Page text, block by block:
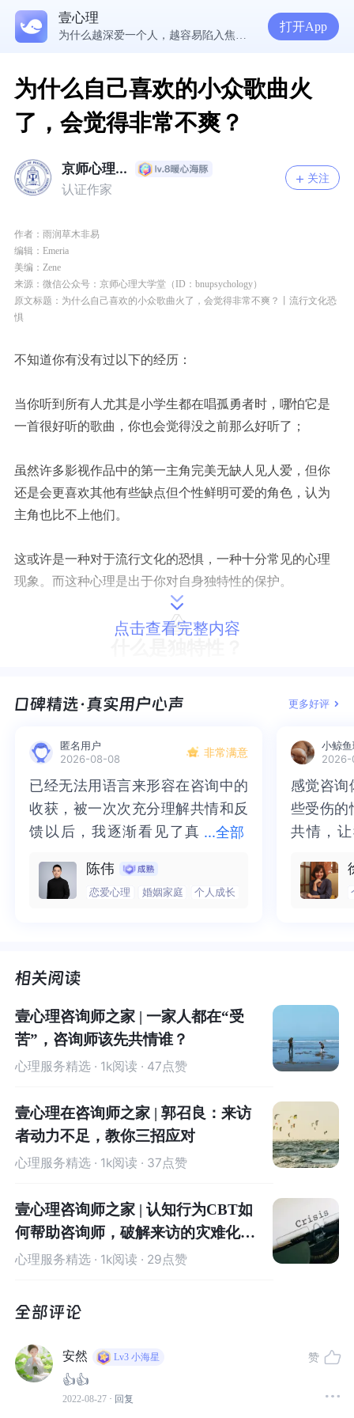
壹心理
5300万人在这里获得专业心理帮助
打开App
为什么自己喜欢的小众歌曲火
了，会觉得非常不爽？
京师心理...
认证作家
关注
作者：雨润草木非易
编辑：Emeria
美编：Zene
来源：微信公众号：京师心理大学堂（ID：bnupsychology）
原文标题： 为什么自己喜欢的小众歌曲火了，会觉得非常不爽？丨流行文化恐
惧
不知道你有没有过以下的经历：
当你听到所有人尤其是小学生都在唱孤勇者时，哪怕它是
一首很好听的歌曲，你也会觉得没之前那么好听了；
虽然许多影视作品中的第一主角完美无缺人见人爱，但你
还是会更喜欢其他有些缺点但个性鲜明可爱的角色，认为
主角也比不上他们。
这或许是一种对于流行文化的恐惧，一种十分常见的心理
现象。而这种心理是出于你对自身独特性的保护。
独特性就是你身上与众不同、独一无二的特性。
这些特性
己拥有同样特性的群体。
如果你能够清楚地了解自己与其他人的独特性和共性，并
且通过共性和独特性去识别并融入不同的群体，将有助于
我们形成自我意识，更好地融入社会生活。
反过来，当你和周围的人都不太一样时，你的独特性则会
吸引别人更多的关注，或者是引起其他人的偏见。
位男士的特征[4]。
参与者被随机分成「特殊引导组」和「没有特殊引导
组」。对于特殊引导组，研究者会给参与者特殊的暗示，
如：这位男士是癌症患者、同性恋者或者百万富翁等等，
结果显示，有特殊引导的一组学生对该位男士的关注度更
高，他们发现了更多另一组参与者没有发现的特征；与此
由此可见，独特性在我们生活中对于各种人、事、物的认
识都发挥了重要作用，并且 人们有着强烈的追求独特性的
美国普度大学的心理学家斯奈德和弗洛姆金曾让普度大学
一万名学生的态度截然不同或完全一样。之后，再试图让
他们产生从众行为。
点击查看完整内容
更多好评
匿名用户
2026-08-08
非常满意
...全部
已经无法用语言来形容在咨询中的
收获，被一次次充分理解共情和反
馈以后，我逐渐看见了真
清晰，也慢慢找回了内在的力量。
虽然不知道还要有多久的路要走，
这里，让我真切的感受到了🙏❤️
已经无法用语言来形容在咨询中的
收获，被一次次充分理解共情和反
馈以后，我逐渐看见了真实的那
也慢慢找回了内在的力量。虽然不
知道还要有多久的路要走，但我很
让我真切的感受到了🙏❤️
陈伟
恋爱心理 婚姻家庭 个人成长
小鲸
感觉咨询
些受伤的
共情，
一部分
而且当
感觉咨询
些受伤的
共情，让
处理的
询师准
壹心理咨询师之家 | 一家人都在“受
苦”，咨询师该先共情谁？
心理服务精选 · 1k阅读 · 47点赞
壹心理在咨询师之家 | 郭召良：来访
者动力不足，教你三招应对
心理服务精选 · 1k阅读 · 37点赞
壹心理咨询师之家 | 认知行为CBT如
何帮助咨询师，破解来访的灾难化思
维
心理服务精选 · 1k阅读 · 29点赞
安然 Lv3 小海星
👍👍
2022-08-27 · 回复
赞